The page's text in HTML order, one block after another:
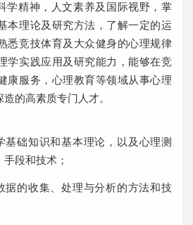
学精神，人文素养及国际视野，掌
本理论及研究方法，了解一定的运
悉竞技体育及大众健身的心理规律
学实践应用及研究能力，能够在竞
康服务，心理教育等领域从事心理
的高素质专门人才。
基础知识和基本理论 ，以及心理测
段和技术；
据的收集、处理与分析的方法和技